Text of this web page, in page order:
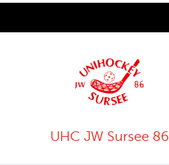
UHC JW Sursee 86